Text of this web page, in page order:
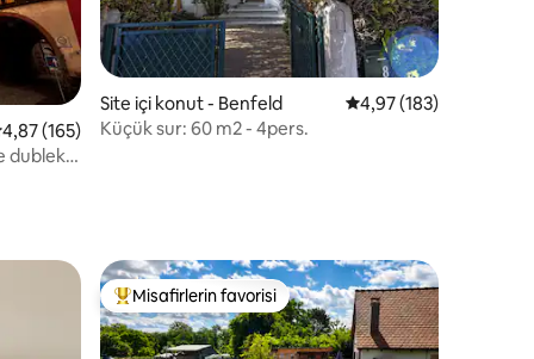
ortalama 4,87 puan, 165 değerlendirme
4,87 (165)
dubleks
Site içi konut - Benfeld 5 üzerinden ortalama
4,97 (183)
Küçük sur: 60 m2 - 4pers.
arasındaMisafirlerin favorilerinden en beğenilenler arasında
Misafirlerin favorisi